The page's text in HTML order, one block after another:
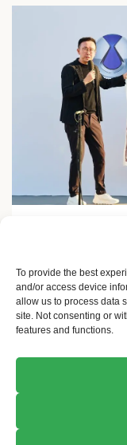
To provide the best
and/or access device
allow us to process data
site. Not consenting or
features and functions.
minuta?
2 meseca ago
Copyright © All